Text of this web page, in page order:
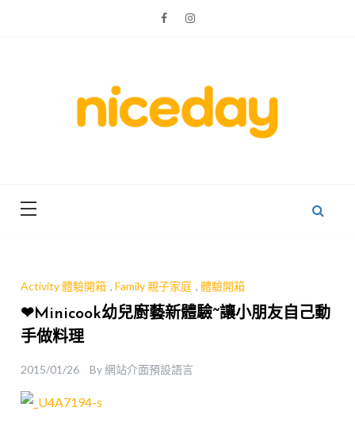
Activity 體驗開箱 ,Family 親子家庭 ,體驗開箱
❤Minicook幼兒廚藝新體驗~讓小朋友自己動
手做料理
2015/01/26 By網站介面預設語言